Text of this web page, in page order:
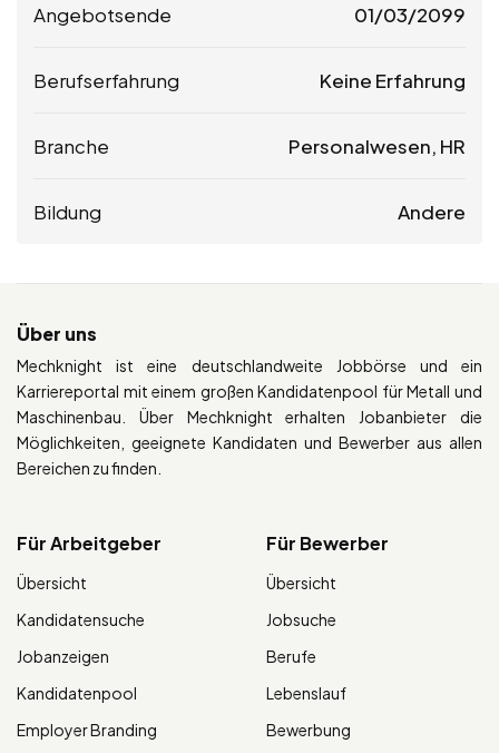
Angebotsende 01/03/2099
Berufserfahrung Keine Erfahrung
Branche Personalwesen, HR
Bildung Andere
Über uns
Mechknight ist eine deutschlandweite Jobbörse und ein
Karriereportal mit einem großen Kandidatenpool für Metall und
Maschinenbau. Über Mechknight erhalten Jobanbieter die
Möglichkeiten, geeignete Kandidaten und Bewerber aus allen
Bereichen zu finden.
Für Arbeitgeber
Übersicht
Kandidatensuche
Jobanzeigen
Kandidatenpool
Employer Branding
Für Bewerber
Übersicht
Jobsuche
Berufe
Lebenslauf
Bewerbung